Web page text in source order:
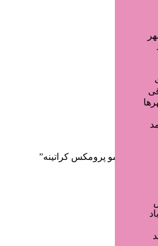
“اتو مو پرومكس كراتينه”